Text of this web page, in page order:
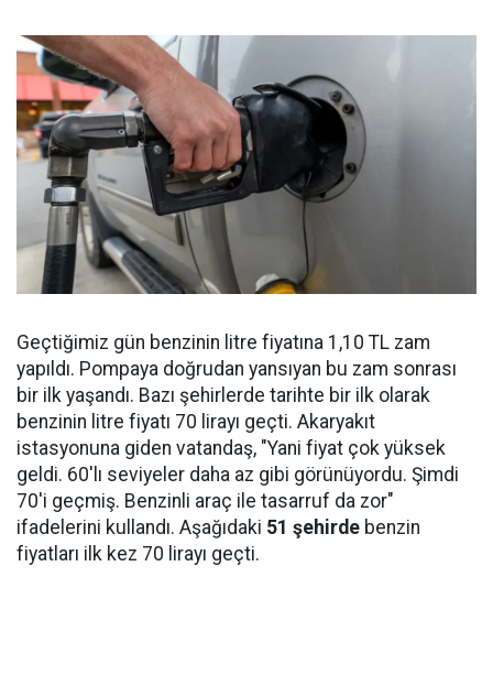
Geçtiğimiz gün benzinin litre fiyatına 1,10 TL zam
yapıldı. Pompaya doğrudan yansıyan bu zam sonrası
bir ilk yaşandı. Bazı şehirlerde tarihte bir ilk olarak
benzinin litre fiyatı 70 lirayı geçti. Akaryakıt
istasyonuna giden vatandaş, "Yani fiyat çok yüksek
geldi. 60'lı seviyeler daha az gibi görünüyordu. Şimdi
70'i geçmiş. Benzinli araç ile tasarruf da zor"
ifadelerini kullandı. Aşağıdaki 51 şehirde benzin
fiyatları ilk kez 70 lirayı geçti.